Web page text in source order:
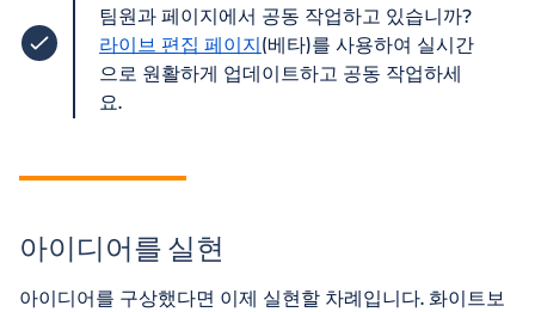
팀원과 페이지에서 공동 작업하고 있습니까?
라이브 편집 페이지(베타)를 사용하여 실시간
으로 원활하게 업데이트하고 공동 작업하세
요.
아이디어를 실현
아이디어를 구상했다면 이제 실현할 차례입니다. 화이트보